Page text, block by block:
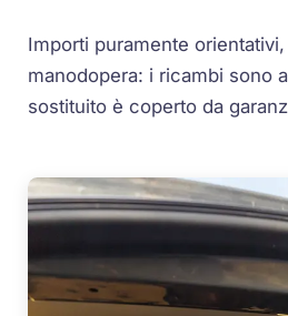
Importi puramente
manodopera: i ricambi sono
sostituito è coperto da